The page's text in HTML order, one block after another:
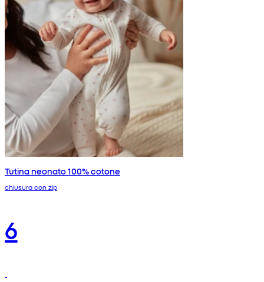
Tutina neonato 100% cotone
chiusura con zip
6